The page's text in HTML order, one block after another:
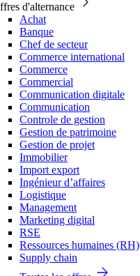
d'alternance
Achat
Banque
Chef de secteur
Commerce international
Commerce
Commercial
Communication digitale
Communication
Controle de gestion
Gestion de patrimoine
Gestion de projet
Immobilier
Import export
Ingénieur d’affaires
Logistique
Management
Marketing digital
RSE
Ressources humaines (RH)
Supply chain